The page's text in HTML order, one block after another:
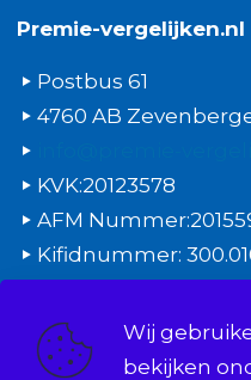
Premie-vergelijken.nl
Postbus 61
4760 AB
KVK:20123578
AFM
Kifidnummer:
© 2008 | 2026 | Onderdeel
Wij
bekijken